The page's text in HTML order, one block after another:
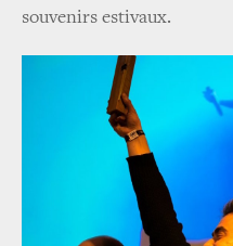
souvenirs estivaux.